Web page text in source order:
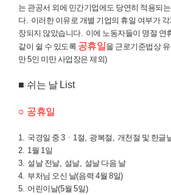
는 관공서 외에 민간기업에도 당연히 적용되
다. 이러한 이유로 개별 기업의 휴일 여부가
장되지 않았습니다. 이에 노동자들이 명절 연
같이 쉴 수 있도록 공휴일을 근로기준법상
만5인 미만 사업장은 제외)
■ 쉬는 날 List
○ 공휴일
1. 국경일 중 3 ㆍ 1절, 광복절 , 개천절 및 한글
2. 1월 1일
3. 설날 전날, 설날, 설날 다음 날
4. 부처님 오신 날(음력 4월 8일)
5. 어린이날(5월 5일)